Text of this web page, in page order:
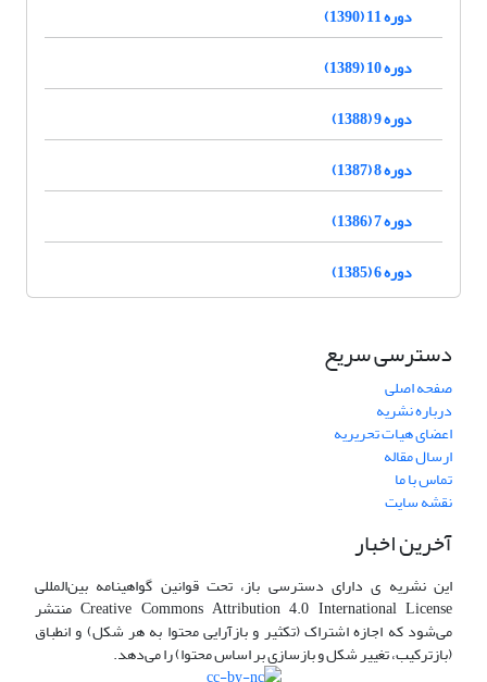
دوره 11 (1390)
دوره 10 (1389)
دوره 9 (1388)
دوره 8 (1387)
دوره 7 (1386)
دوره 6 (1385)
دسترسی سریع
صفحه اصلی
درباره نشریه
اعضای هیات تحریریه
ارسال مقاله
تماس با ما
نقشه سایت
آخرین اخبار
این نشریه ی دارای دسترسی باز، تحت قوانین گواهینامه بین‌المللی
Creative Commons Attribution 4.0 International License منتشر
می‌شود که اجازه اشتراک (تکثیر و بازآرایی محتوا به هر شکل) و انطباق
(بازترکیب، تغییر شکل و بازسازی بر اساس محتوا) را می‌دهد.